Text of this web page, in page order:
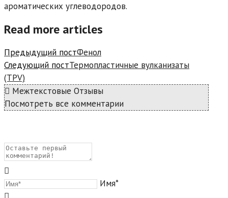
ароматических углеводородов.
Read more articles
Предыдущий постФенол
Следующий постТермопластичные вулканизаты
(TPV)
Межтекстовые Отзывы
Посмотреть все комментарии
Имя*